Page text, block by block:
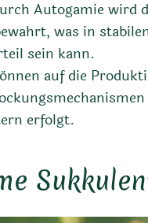
Autogamie wird
was in
sein kann.
auf die
erfolgt.